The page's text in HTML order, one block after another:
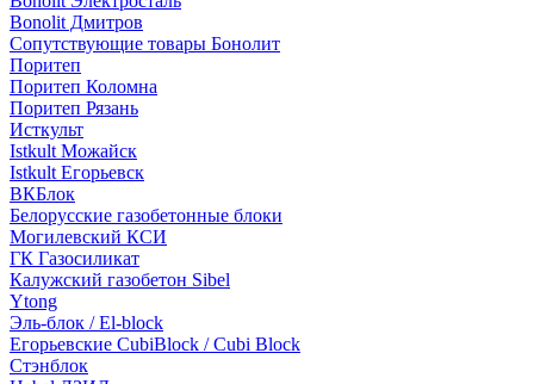
Bonolit Дмитров
Сопутствующие товары Бонолит
Поритеп
Поритеп Коломна
Поритеп Рязань
Исткульт
Istkult Можайск
Istkult Егорьевск
ВКБлок
Белорусские газобетонные блоки
Могилевский КСИ
ГК Газосиликат
Калужский газобетон Sibel
Ytong
Эль-блок / El-block
Егорьевские CubiBlock / Cubi Block
Стэнблок